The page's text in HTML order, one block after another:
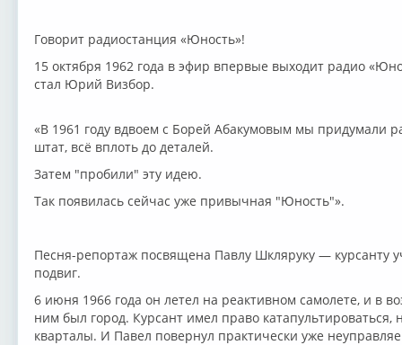
Говорит радиостанция «Юность»!
15 октября 1962 года в эфир впервые выходит радио
стал Юрий Визбор.
«В 1961 году вдвоем с Борей Абакумовым мы придумали
штат, всё вплоть до деталей.
Затем "пробили" эту идею.
Так появилась сейчас уже привычная "Юность"».
Песня-репортаж посвящена Павлу Шкляруку — курсанту
подвиг.
6 июня 1966 года он летел на реактивном самолете, и в
ним был город. Курсант имел право
кварталы. И Павел повернул практически уже